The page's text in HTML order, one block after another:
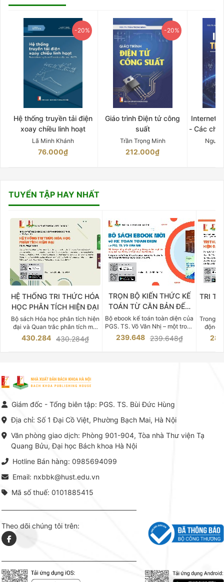
-20%
Hệ thống truyền tải điện
xoay chiều linh hoạt
Lã Minh Khánh
76.000₫
-20%
Giáo trình Điện tử công
suất
Trần Trọng Minh
212.000₫
Internet
- Các
TUYỂN TẬP HAY NHẤT
HỆ THỐNG TRI THỨC HÓA
HỌC PHÂN TÍCH HIỆN ĐẠI
Bộ sách Hóa học phân tích hiện
đại và Quan trắc phân tích môi
trường của Cố Giáo sư, Tiến sĩ
Phạm Luận là một trong những
vực Hóa học phân tích tại Việt
Nam hiện nay. Bộ sách mang
đến một hệ thống tri thức hoàn
thuật thực hành -> Ứng dụng
khoa Hà Nội ấn hành cả hai
430.284 430.284₫
TRỌN BỘ KIẾN THỨC KẾ
TOÁN TỪ CĂN BẢN ĐẾN
CHUYÊN SÂU
Bộ ebook kế toán toàn diện của
PGS. TS. Võ Văn Nhị – một trong
những chuyên gia hàng đầu,
giàu kinh nghiệm trong lĩnh vực
239.648 239.648₫
TRI
Trong
động
việc
tế và
lý. Các
Giám đốc - Tổng biên tập: PGS. TS. Bùi Đức Hùng
Địa chỉ: Số 1 Đại Cồ Việt, Phường Bạch Mai, Hà Nội
Văn phòng giao dịch: Phòng 901-904, Tòa nhà Thư viện Tạ
Quang Bửu, Đại học Bách khoa Hà Nội
Hotline Bán hàng: 0985694099
Email: nxbbk@hust.edu.vn
Mã số thuế: 0101885415
Theo dõi chúng tôi trên: